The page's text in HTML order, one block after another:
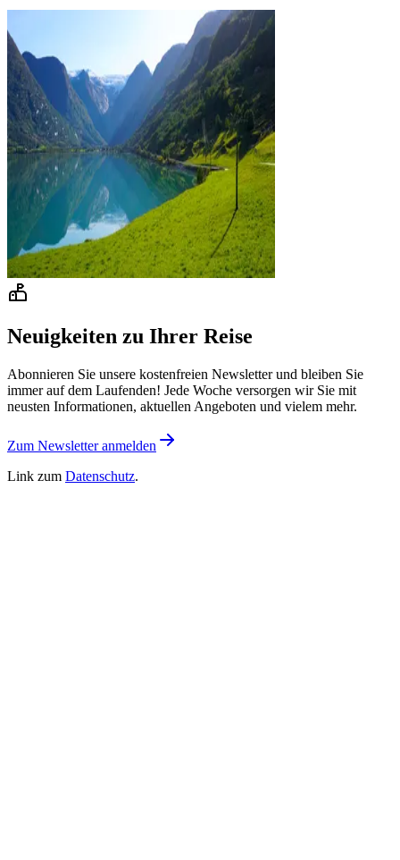
Neuigkeiten zu Ihrer Reise
Abonnieren Sie unsere kostenfreien Newsletter und bleiben Sie
immer auf dem Laufenden! Jede Woche versorgen wir Sie mit
neusten Informationen, aktuellen Angeboten und vielem mehr.
Zum Newsletter anmelden
Link zum Datenschutz.